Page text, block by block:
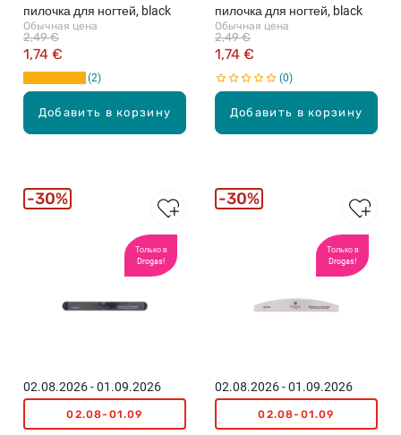
Добавить в корзину
пилочка для ногтей, black
Обычная цена
1,74 €
2,49 €
2
Добавить в корзину
пилочка для ногтей, black
Обычная цена
1,74 €
2,49 €
0
Только в
Drogas!
02.08.2026 - 01.09.2026
02.08-01.09
30%
Только в
Drogas!
02.08.2026 - 01.09.2026
02.08-01.09
30%